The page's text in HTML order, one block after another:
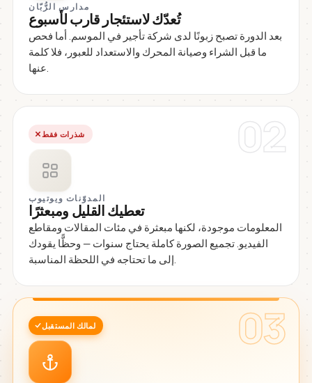
مدارس الرُّبّان
تُعدّك لاستئجار قارب لأسبوع
بعد الدورة تصبح زبونًا لدى شركة تأجير في الموسم. أما فحص
ما قبل الشراء وصيانة المحرك والاستعداد للعبور، فلا كلمة
02 شذرات فقط
المدوّنات ويوتيوب
تعطيك القليل ومبعثرًا
المعلومات موجودة، لكنها مبعثرة في مئات المقالات ومقاطع
الفيديو. تجميع الصورة كاملة يحتاج سنوات — وحظًّا يقودك
03 لمالك المستقبل